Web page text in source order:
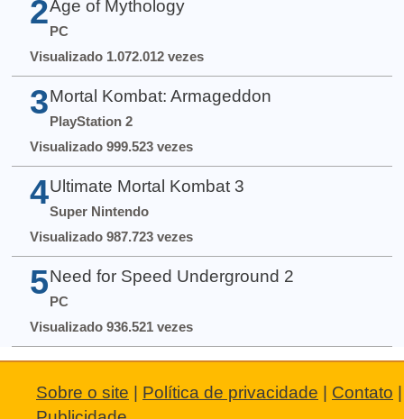
2 Age of Mythology
PC
Visualizado 1.072.012 vezes
3 Mortal Kombat: Armageddon
PlayStation 2
Visualizado 999.523 vezes
4 Ultimate Mortal Kombat 3
Super Nintendo
Visualizado 987.723 vezes
5 Need for Speed Underground 2
PC
Visualizado 936.521 vezes
Sobre o site | Política de privacidade | Contato |